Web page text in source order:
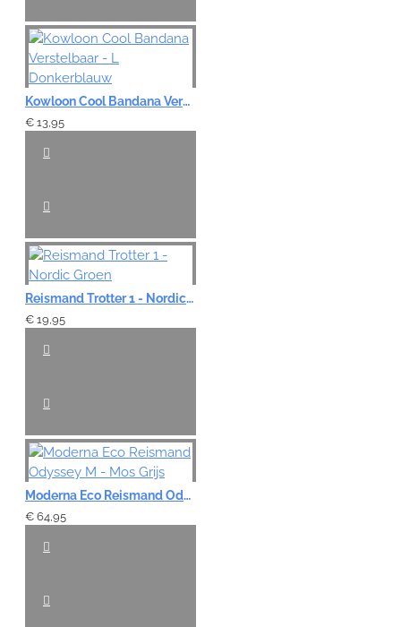
Kowloon Cool Bandana Verstelbaar - L Donkerblauw
€ 13,95
Reismand Trotter 1 - Nordic Groen
€ 19,95
Moderna Eco Reismand Odyssey M - Mos Grijs
€ 64,95